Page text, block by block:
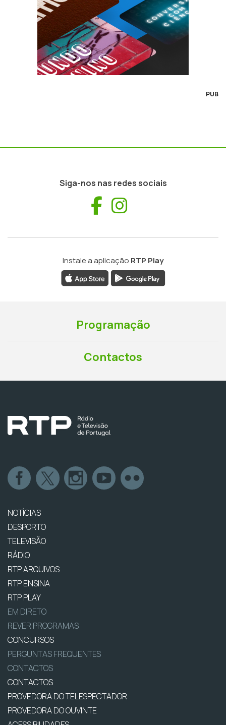
PUB
Siga-nos nas redes sociais
Facebook
Instale a aplicação RTP Play
Programação
Contactos
NOTÍCIAS
DESPORTO
TELEVISÃO
RÁDIO
RTP ARQUIVOS
RTP ENSINA
RTP PLAY
EM DIRETO
REVER PROGRAMAS
CONCURSOS
PERGUNTAS FREQUENTES
CONTACTOS
CONTACTOS
PROVEDORA DO TELESPECTADOR
PROVEDORA DO OUVINTE